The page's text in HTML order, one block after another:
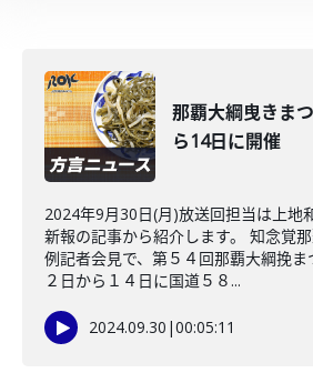
那覇大綱曳きま
ら14日に開催
2024年9月30日(月)放送回担当は上地
新報の記事から紹介します。 知念覚
例記者会見で、第５４回那覇大綱挽ま
２日から１４日に国道５８...
2024.09.30 |00:05:11